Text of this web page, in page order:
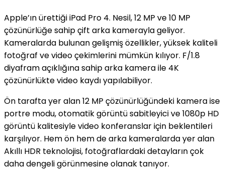
Apple’ın ürettiği iPad Pro 4. Nesil, 12 MP ve 10 MP
çözünürlüğe sahip çift arka kamerayla geliyor.
Kameralarda bulunan gelişmiş özellikler, yüksek kaliteli
fotoğraf ve video çekimlerini mümkün kılıyor. F/1.8
diyafram açıklığına sahip arka kamera ile 4K
çözünürlükte video kaydı yapılabiliyor.
Ön tarafta yer alan 12 MP çözünürlüğündeki kamera ise
portre modu, otomatik görüntü sabitleyici ve 1080p HD
görüntü kalitesiyle video konferanslar için beklentileri
karşılıyor. Hem ön hem de arka kameralarda yer alan
Akıllı HDR teknolojisi, fotoğraflardaki detayların çok
daha dengeli görünmesine olanak tanıyor.